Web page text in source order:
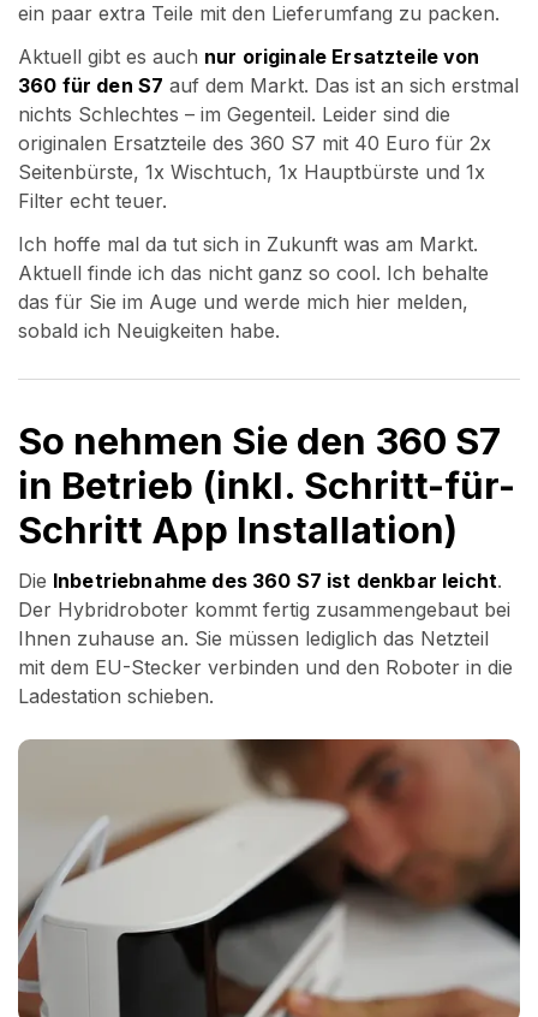
ein paar extra Teile mit den Lieferumfang zu packen.
Aktuell gibt es auch nur originale Ersatzteile von
360 für den S7 auf dem Markt. Das ist an sich erstmal
nichts Schlechtes – im Gegenteil. Leider sind die
originalen Ersatzteile des 360 S7 mit 40 Euro für 2x
Seitenbürste, 1x Wischtuch, 1x Hauptbürste und 1x
Filter echt teuer.
Ich hoffe mal da tut sich in Zukunft was am Markt.
Aktuell finde ich das nicht ganz so cool. Ich behalte
das für Sie im Auge und werde mich hier melden,
sobald ich Neuigkeiten habe.
So nehmen Sie den 360 S7
in Betrieb (inkl. Schritt-für-
Schritt App Installation)
Die Inbetriebnahme des 360 S7 ist denkbar leicht.
Der Hybridroboter kommt fertig zusammengebaut bei
Ihnen zuhause an. Sie müssen lediglich das Netzteil
mit dem EU-Stecker verbinden und den Roboter in die
Ladestation schieben.